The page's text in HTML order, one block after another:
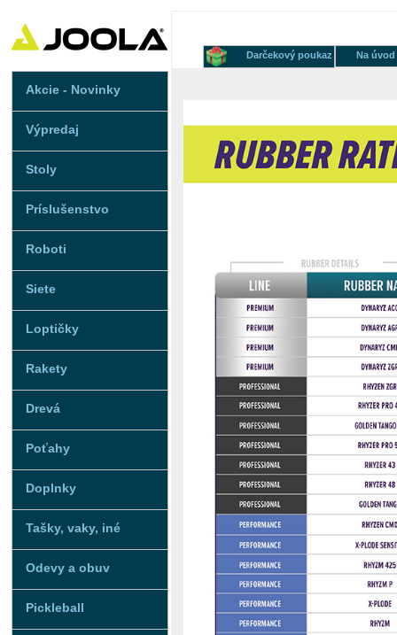
Akcie - Novinky
Výpredaj
Stoly
Príslušenstvo
Roboti
Siete
Loptičky
Rakety
Drevá
Poťahy
Doplnky
Tašky, vaky, iné
Odevy a obuv
Pickleball
Na úvod
Darčekový poukaz